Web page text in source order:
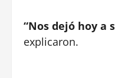
“Nos dejó hoy a
explicaron.